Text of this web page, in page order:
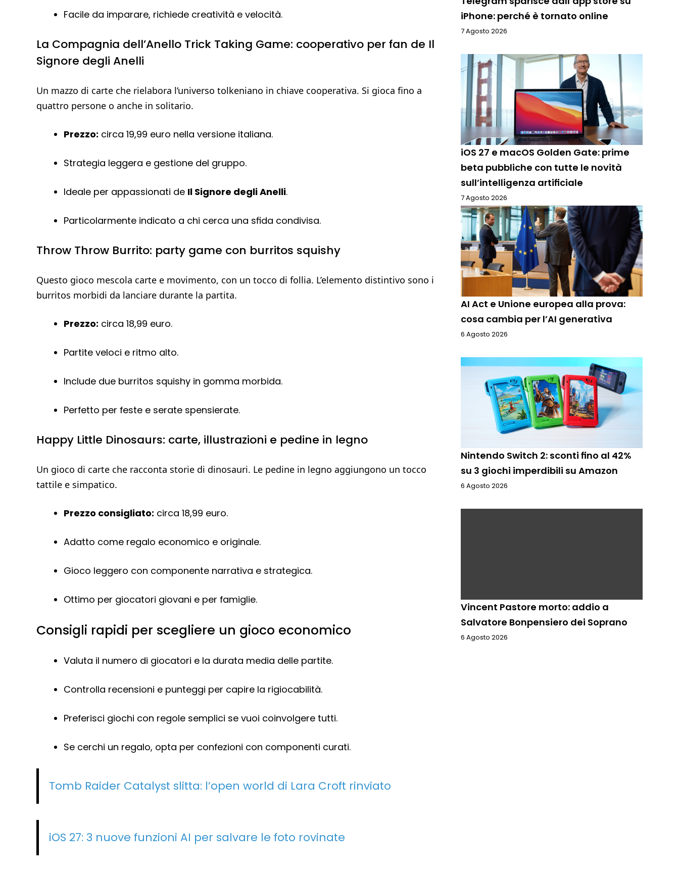
Facile da imparare, richiede creatività e velocità.
La Compagnia dell’Anello Trick Taking Game: cooperativo per fan de Il
Signore degli Anelli
Un mazzo di carte che rielabora l’universo tolkeniano in chiave cooperativa. Si gioca fino a
quattro persone o anche in solitario.
Prezzo: circa 19,99 euro nella versione italiana.
Strategia leggera e gestione del gruppo.
Ideale per appassionati de Il Signore degli Anelli.
Particolarmente indicato a chi cerca una sfida condivisa.
Throw Throw Burrito: party game con burritos squishy
Questo gioco mescola carte e movimento, con un tocco di follia. L’elemento distintivo sono i
burritos morbidi da lanciare durante la partita.
Prezzo: circa 18,99 euro.
Partite veloci e ritmo alto.
Include due burritos squishy in gomma morbida.
Perfetto per feste e serate spensierate.
Happy Little Dinosaurs: carte, illustrazioni e pedine in legno
Un gioco di carte che racconta storie di dinosauri. Le pedine in legno aggiungono un tocco
tattile e simpatico.
Prezzo consigliato: circa 18,99 euro.
Adatto come regalo economico e originale.
Gioco leggero con componente narrativa e strategica.
Ottimo per giocatori giovani e per famiglie.
Consigli rapidi per scegliere un gioco economico
Valuta il numero di giocatori e la durata media delle partite.
Controlla recensioni e punteggi per capire la rigiocabilità.
Preferisci giochi con regole semplici se vuoi coinvolgere tutti.
Se cerchi un regalo, opta per confezioni con componenti curati.
Tomb Raider Catalyst slitta: l’open world di Lara Croft rinviato
iOS 27: 3 nuove funzioni AI per salvare le foto rovinate
iPhone: perché è tornato online
7 Agosto 2026
iOS 27 e macOS Golden Gate: prime
beta pubbliche con tutte le novità
sull’intelligenza artificiale
7 Agosto 2026
AI Act e Unione europea alla prova:
cosa cambia per l’AI generativa
6 Agosto 2026
Nintendo Switch 2: sconti fino al 42%
su 3 giochi imperdibili su Amazon
6 Agosto 2026
Vincent Pastore morto: addio a
Salvatore Bonpensiero dei Soprano
6 Agosto 2026